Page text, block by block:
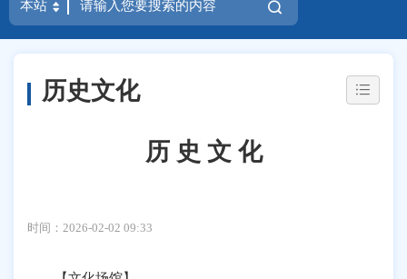
历史文化
历 史 文 化
时间：2026-02-02 09:33